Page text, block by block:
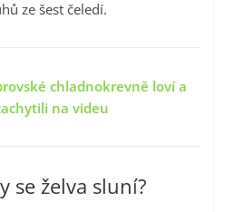
ze šest čeledí.
chladnokrevně loví a
na videu
se želva sluní?